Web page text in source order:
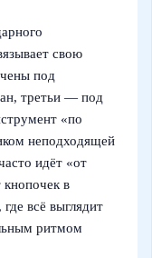
свою
под
третьи — под
«по
неподходящей
идёт «от
в
всё выглядит
ритмом